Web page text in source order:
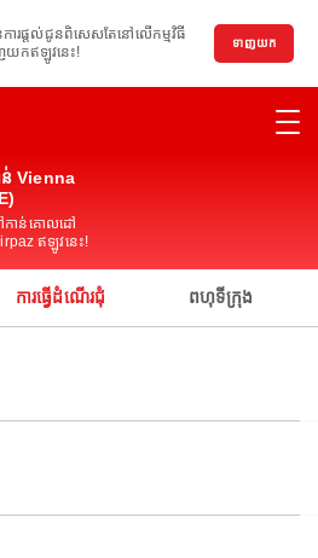
ារផ្តល់ជូនពិសេសតែនៅលើកម្មវិធី
យកឥឡូវនេះ!
ទាញយក
ន់ Vienna
កាន់គោលដៅ
ឥឡូវនេះ!
ការធ្វើដំណើរជុំ ពហុទីក្រុង